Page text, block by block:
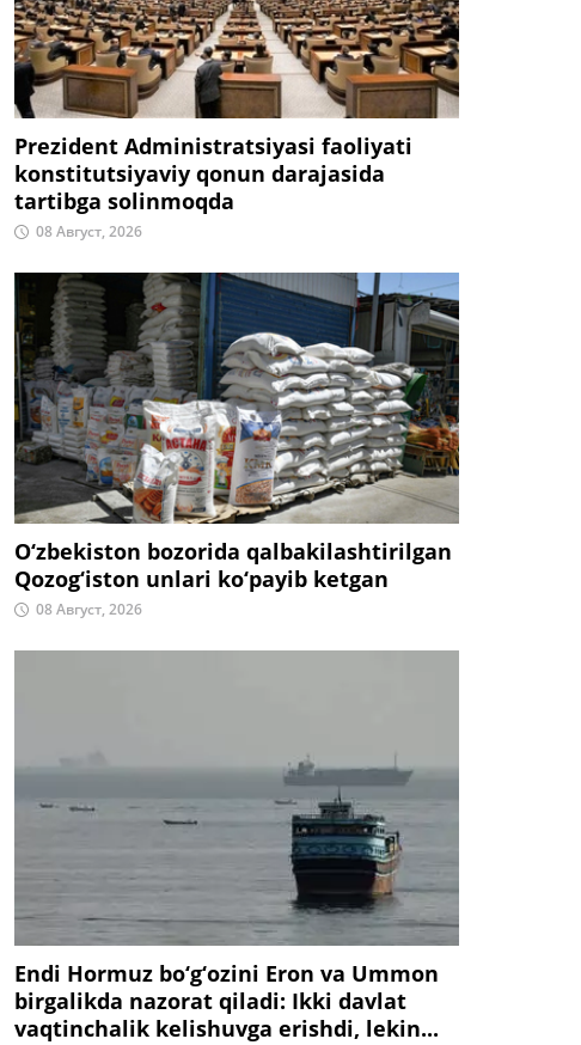
Prezident Administratsiyasi faoliyati
konstitutsiyaviy qonun darajasida
tartibga solinmoqda
08 Август, 2026
O‘zbekiston bozorida qalbakilashtirilgan
Qozog‘iston unlari ko‘payib ketgan
08 Август, 2026
Endi Hormuz bo‘g‘ozini Eron va Ummon
birgalikda nazorat qiladi: Ikki davlat
vaqtinchalik kelishuvga erishdi, lekin...